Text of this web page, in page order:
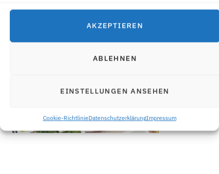
AKZEPTIEREN
ABLEHNEN
EINSTELLUNGEN ANSEHEN
Cookie-RichtlinieDatenschutzerklärungImpressum